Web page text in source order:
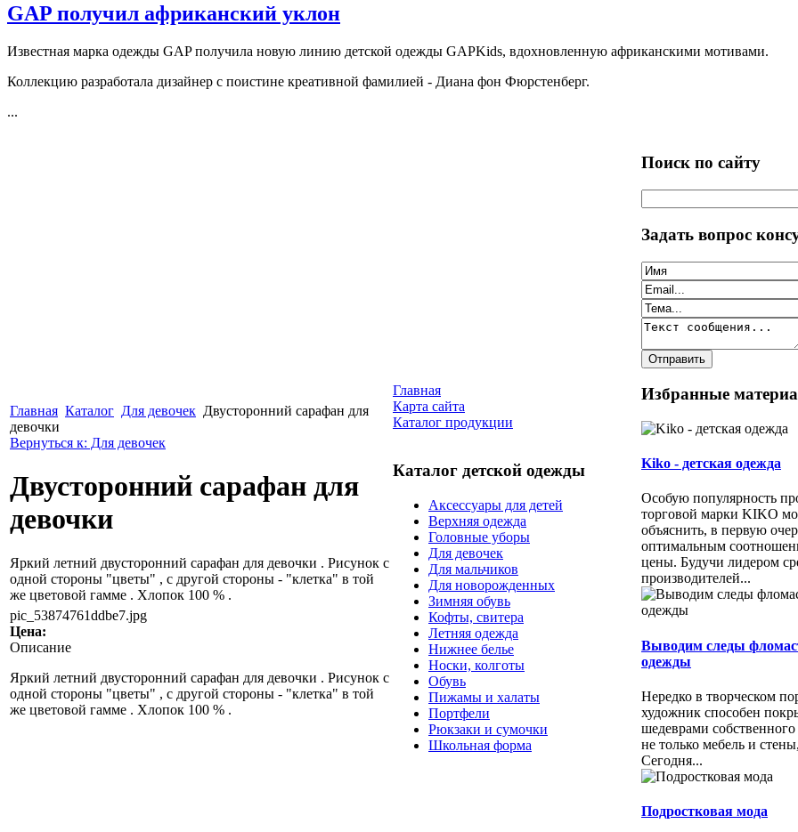
GAP получил африканский уклон
Известная марка одежды GAP получила новую линию детской одежды GAPKids, вдохновленную африканскими мотивами.
Коллекцию разработала дизайнер с поистине креативной фамилией - Диана фон Фюрстенберг.
...
Главная Каталог Для девочек Двусторонний сарафан для
девочки
Вернуться к: Для девочек
Двусторонний сарафан для
девочки
Яркий летний двусторонний сарафан для девочки . Рисунок с
одной стороны "цветы" , с другой стороны - "клетка" в той
же цветовой гамме . Хлопок 100 % .
pic_53874761ddbe7.jpg
Цена:
Описание
Яркий летний двусторонний сарафан для девочки . Рисунок с
одной стороны "цветы" , с другой стороны - "клетка" в той
же цветовой гамме . Хлопок 100 % .
Главная
Карта сайта
Каталог продукции
Каталог детской одежды
Аксессуары для детей
Верхняя одежда
Головные уборы
Для девочек
Для мальчиков
Для новорожденных
Зимняя обувь
Кофты, свитера
Летняя одежда
Нижнее белье
Носки, колготы
Обувь
Пижамы и халаты
Портфели
Рюкзаки и сумочки
Школьная форма
Поиск по сайту
Задать вопрос
Избранные
Kiko - детская одежда
Особую популярность
торговой марки KIKO
объяснить, в первую
оптимальным
цены. Будучи лидером
производителей...
Выводим следы
одежды
Нередко в творческом
художник способен
шедеврами собственного
не только мебель и
Сегодня...
Подростковая мода